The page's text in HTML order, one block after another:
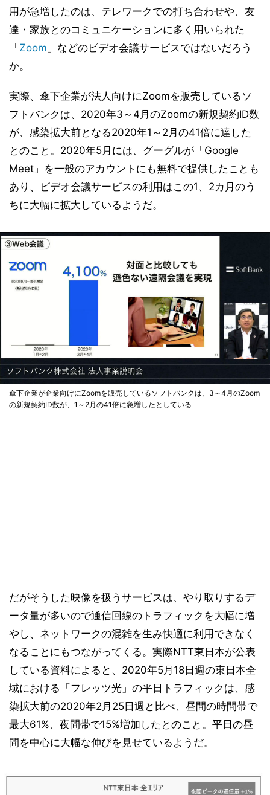
用が急増したのは、テレワークでの打ち合わせや、友
達・家族とのコミュニケーションに多く用いられた
「 Zoom 」などのビデオ会議サービスではないだろう
か。
実際、傘下企業が法人向けにZoomを販売しているソ
フトバンクは、2020年3～4月のZoomの新規契約ID数
が、感染拡大前となる2020年1～2月の41倍に達した
とのこと。2020年5月には、グーグルが「Google
Meet」を一般のアカウントにも無料で提供したことも
あり、ビデオ会議サービスの利用はこの1、2カ月のう
ちに大幅に拡大しているようだ。
傘下企業が企業向けにZoomを販売しているソフトバンクは、3～4月のZoom
の新規契約ID数が、1～2月の41倍に急増したとしている
だがそうした映像を扱うサービスは、やり取りするデ
ータ量が多いので通信回線のトラフィックを大幅に増
やし、ネットワークの混雑を生み快適に利用できなく
なることにもつながってくる。実際NTT東日本が公表
している資料によると、2020年5月18日週の東日本全
域における「フレッツ光」の平日トラフィックは、感
染拡大前の2020年2月25日週と比べ、昼間の時間帯で
最大61%、夜間帯で15%増加したとのこと。平日の昼
間を中心に大幅な伸びを見せているようだ。